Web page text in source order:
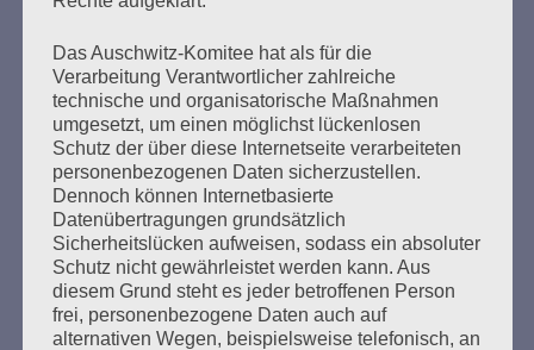
der
Beiträge
Zurück 19
Den Faschismus an seiner Wurzel zu packen, ganz
frei und offen die Probleme anzusprechen, und
dennoch voller Respekt vor der Würde und Freiheit
der Anderen – das ist eine der großen Aufgaben, an
denen die Gesellschaft auf Gedeih und Verderb
nicht scheitern darf.
Das Auschwitz-Komitee hat als für die
Verarbeitung Verantwortlicher zahlreiche
technische und organisatorische Maßnahmen
umgesetzt, um einen möglichst lückenlosen
Schutz der über diese Internetseite verarbeiteten
personenbezogenen Daten sicherzustellen.
Dennoch können Internetbasierte
Datenübertragungen grundsätzlich
Sicherheitslücken aufweisen, sodass ein absoluter
Schutz nicht gewährleistet werden kann. Aus
diesem Grund steht es jeder betroffenen Person
frei, personenbezogene Daten auch auf
alternativen Wegen, beispielsweise telefonisch, an